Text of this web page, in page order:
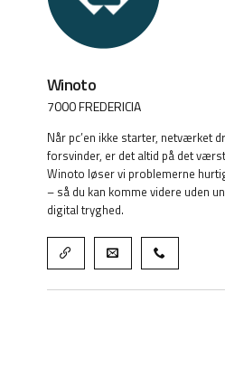
Winoto
7000 FREDERICIA
Når pc’en ikke starter, netværket
forsvinder, er det altid på det
Winoto løser vi problemerne
– så du kan komme videre uden
digital tryghed.